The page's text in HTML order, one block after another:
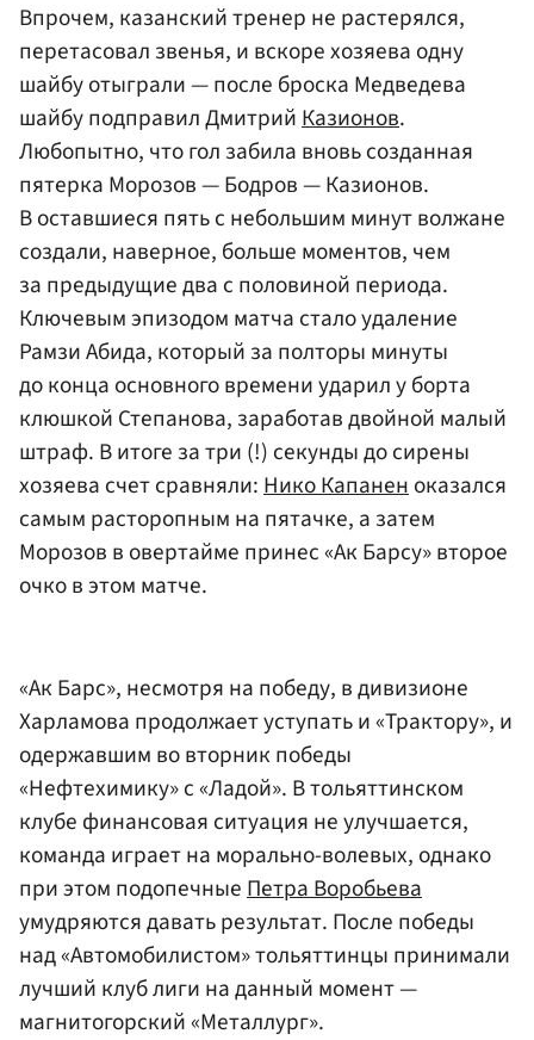
Впрочем, казанский тренер не растерялся,
перетасовал звенья, и вскоре хозяева одну
шайбу отыграли — после броска Медведева
шайбу подправил ДмитрийКазионов.
Любопытно, что гол забила вновь созданная
пятерка Морозов — Бодров — Казионов.
В оставшиеся пять с небольшим минут волжане
создали, наверное, больше моментов, чем
за предыдущие два с половиной периода.
Ключевым эпизодом матча стало удаление
Рамзи Абида, который за полторы минуты
до конца основного времени ударил у борта
клюшкой Степанова, заработав двойной малый
штраф. В итоге за три (!) секунды до сирены
хозяева счет сравняли:Нико Капаненоказался
самым расторопным на пятачке, а затем
Морозов в овертайме принес «Ак Барсу» второе
очко в этом матче.
«Ак Барс», несмотря на победу, в дивизионе
Харламова продолжает уступать и «Трактору», и
одержавшим во вторник победы
«Нефтехимику» с «Ладой». В тольяттинском
клубе финансовая ситуация не улучшается,
команда играет на морально-волевых, однако
при этом подопечные Петра Воробьева
умудряются давать результат. После победы
над «Автомобилистом» тольяттинцы принимали
лучший клуб лиги на данный момент —
магнитогорский «Металлург».